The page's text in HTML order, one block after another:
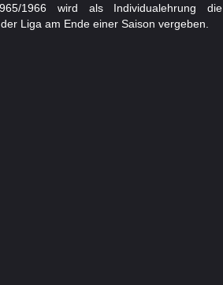
1966 wird als Individualehrung die
Liga am Ende einer Saison vergeben.